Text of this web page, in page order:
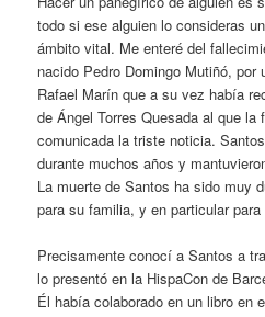
todo si ese alguien lo consideras
ámbito vital. Me enteré del
nacido Pedro Domingo Mutiñó, por
Rafael Marín que a su vez había
de Ángel Torres Quesada al que
comunicada la triste noticia.
durante muchos años y
La muerte de Santos ha sido muy
para su familia, y en particular para
Precisamente conocí a Santos a
lo presentó en la HispaCon de
Él había colaborado en un libro en